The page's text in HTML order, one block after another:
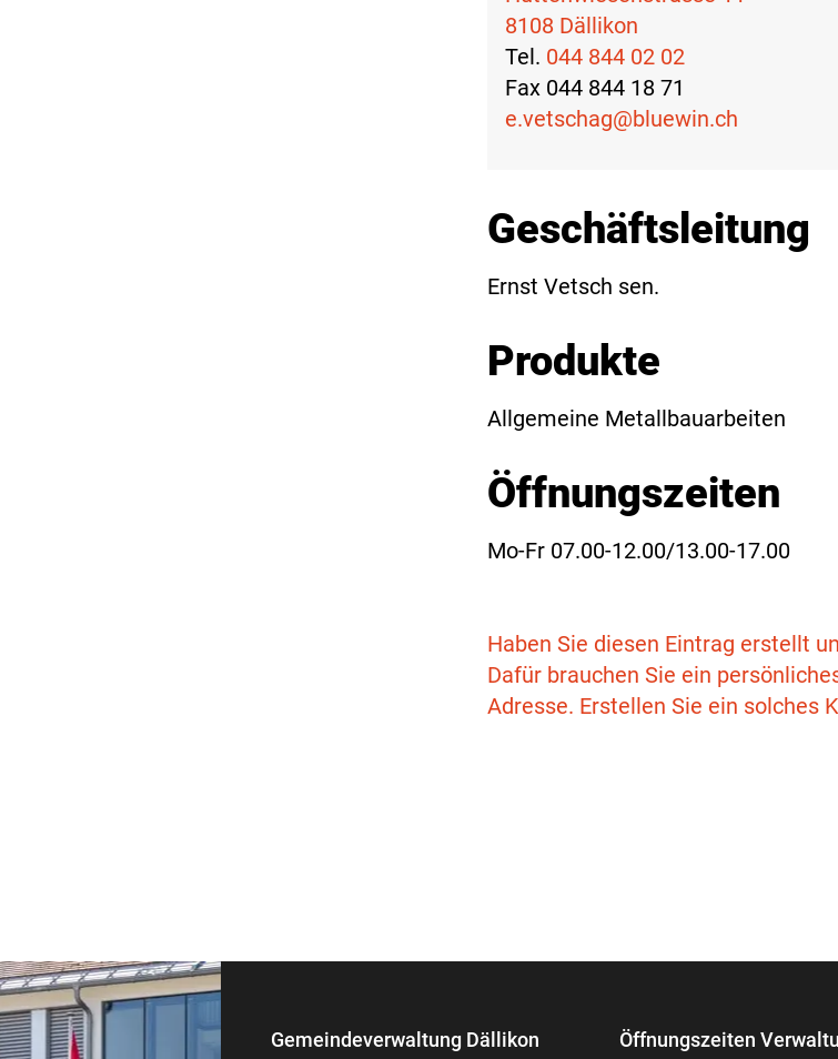
8108 Dällikon
Tel. 044 844 02 02
Fax 044 844 18 71
e.vetschag@bluewin.ch
Geschäftsleitung
Ernst Vetsch sen.
Produkte
Allgemeine Metallbauarbeiten
Öffnungszeiten
Mo-Fr 07.00-12.00/13.00-17.00
Haben Sie diesen Eintrag erstellt
Dafür brauchen Sie ein
Adresse. Erstellen Sie ein solches
Fusszeile
Gemeindeverwaltung Dällikon Öffnungszeiten